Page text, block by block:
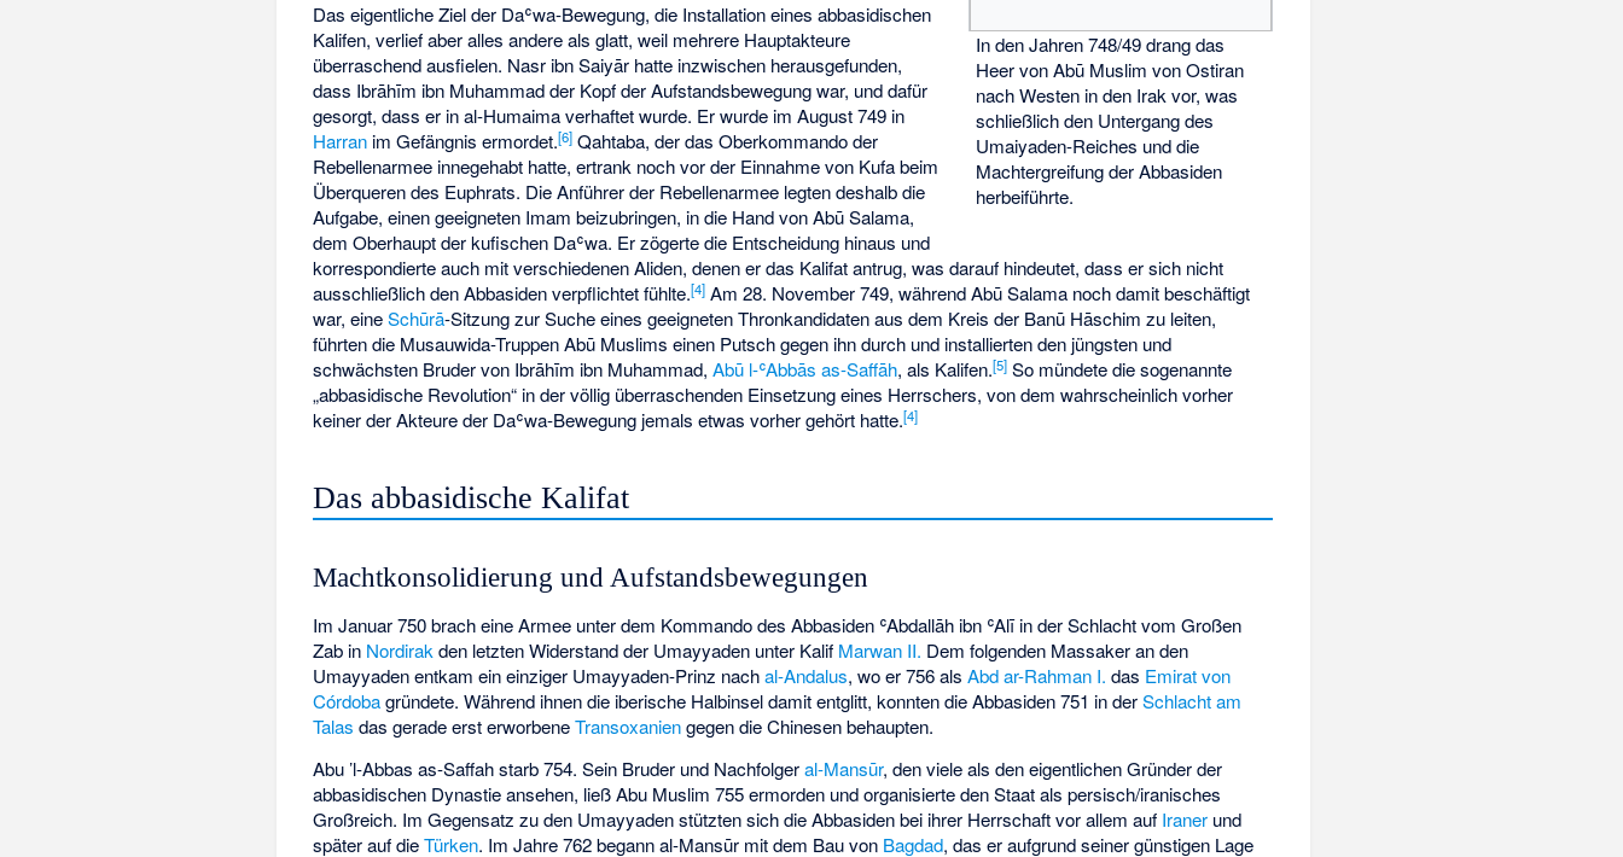
In den Jahren 748/49 drang das
Heer von Abū Muslim von Ostiran
nach Westen in den Irak vor, was
schließlich den Untergang des
Umaiyaden-Reiches und die
Machtergreifung der Abbasiden
herbeiführte.
Das eigentliche Ziel der Daʿwa-Bewegung, die Installation eines abbasidischen
Kalifen, verlief aber alles andere als glatt, weil mehrere Hauptakteure
überraschend ausfielen. Nasr ibn Saiyār hatte inzwischen herausgefunden,
dass Ibrāhīm ibn Muhammad der Kopf der Aufstandsbewegung war, und dafür
gesorgt, dass er in al-Humaima verhaftet wurde. Er wurde im August 749 in
Harran im Gefängnis ermordet.[6] Qahtaba, der das Oberkommando der
Rebellenarmee innegehabt hatte, ertrank noch vor der Einnahme von Kufa beim
Überqueren des Euphrats. Die Anführer der Rebellenarmee legten deshalb die
Aufgabe, einen geeigneten Imam beizubringen, in die Hand von Abū Salama,
dem Oberhaupt der kufischen Daʿwa. Er zögerte die Entscheidung hinaus und
korrespondierte auch mit verschiedenen Aliden, denen er das Kalifat antrug, was darauf hindeutet, dass er sich nicht
ausschließlich den Abbasiden verpflichtet fühlte.[4] Am 28. November 749, während Abū Salama noch damit beschäftigt
war, eineSchūrā-Sitzung zur Suche eines geeigneten Thronkandidaten aus dem Kreis der Banū Hāschim zu leiten,
führten die Musauwida-Truppen Abū Muslims einen Putsch gegen ihn durch und installierten den jüngsten und
schwächsten Bruder von Ibrāhīm ibn Muhammad,Abū l-ʿAbbās as-Saffāh, als Kalifen.[5] So mündete die sogenannte
„abbasidische Revolution“ in der völlig überraschenden Einsetzung eines Herrschers, von dem wahrscheinlich vorher
keiner der Akteure der Daʿwa-Bewegung jemals etwas vorher gehört hatte.[4]
Das abbasidische Kalifat
Machtkonsolidierung und Aufstandsbewegungen
Im Januar 750 brach eine Armee unter dem Kommando des Abbasiden ʿAbdallāh ibn ʿAlīin derSchlacht vom Großen
Zab in Nordirak den letzten Widerstand der Umayyaden unter Kalif Marwan II. Dem folgenden Massaker an den
Umayyaden entkam ein einziger Umayyaden-Prinz nachal-Andalus, wo er 756 alsAbd ar-Rahman I. das Emirat von
Córdobagründete. Während ihnen die iberische Halbinsel damit entglitt, konnten die Abbasiden 751 in derSchlacht am
Talas das gerade erst erworbeneTransoxaniengegen die Chinesen behaupten.
Abu ’l-Abbas as-Saffah starb 754. Sein Bruder und Nachfolgeral-Mansūr, den viele als den eigentlichen Gründer der
abbasidischen Dynastie ansehen, ließ Abu Muslim 755 ermorden und organisierte den Staat als persisch/iranisches
Großreich. Im Gegensatz zu den Umayyaden stützten sich die Abbasiden bei ihrer Herrschaft vor allem auf Iraner und
später auf dieTürken. Im Jahre 762 begann al-Mansūr mit dem Bau von Bagdad, das er aufgrund seiner günstigen Lage